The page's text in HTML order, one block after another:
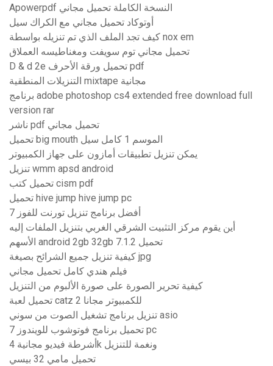
Apowerpdf النسخة الكاملة تحميل مجاني
أوتوكاد تحميل مجاني مع الكراك سيل
كيف تجد الملف الذي تم تنزيله بواسطة nox em
تحميل مجاني توم سويفت ومغناطيسه العملاق
D & d 2e تحميل ورقة الأحرف pdf
التنزيلات المنطقية mixtape مجانية
برنامج adobe photoshop cs4 extended free download full
version rar
ناشر pdf تحميل مجاني
تحميل big mouth الموسم 1 كامل سيل
يمكن تنزيل تطبيقات أمازون على جهاز الكمبيوتر
تنزيل wmm apsd android
تحميل كتب cism pdf
تحميل hive jump hive jump pc
أفضل برنامج تنزيل تورنت للفوز 7
أين يقوم مركز التثبيت الشرقي الغربي بتنزيل الملفات إليه
الأسهم android 2gb 32gb 7.1.2 تحميل
كيفية تنزيل جميع الشرائح بصيغة jpg
فيلم هندي كامل تحميل مجاني
كيفية تحرير الصورة على صورة الألبوم من التنزيل
تحميل لعبة catz 2 للكمبيوتر مجانا
تنزيل برنامج تشغيل الصوت من سوني asio
تحميل برنامج فوتوشوب للويندوز 7 pc
أشرطة فيديو مجانية 4k ونغمة للتنزيل
تحميل مامي 32 بيسي